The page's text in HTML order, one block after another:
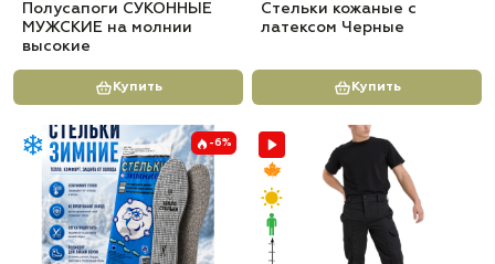
Полусапоги СУКОННЫЕ
МУЖСКИЕ на молнии
высокие
Купить
Стельки кожаные с
латексом Черные
Купить
-6%